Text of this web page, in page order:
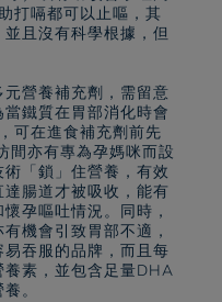
打嗝都可以止嘔，其
且沒有科學根據，但
營養補充劑，需留意
鐵質在胃部消化時會
可在進食補充劑前先
間亦有專為孕媽咪而設
「鎖」住營養，有效
腸道才被吸收，能有
孕嘔吐情況。同時，
機會引致胃部不適，
吞服的品牌，而且每
養素，並包含足量DHA
。